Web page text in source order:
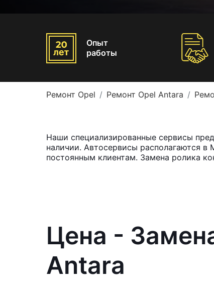
Опыт
работы
Ремонт Opel Ремонт Opel Antara
Наши специализированные сервисы
наличии. Автосервисы располагаются
постоянным клиентам. Замена ролика
Цена -
Antara